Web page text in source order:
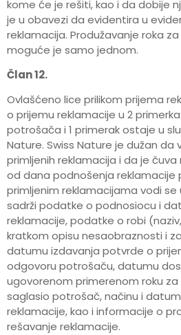
kome će je rešiti, kao i da dobije
je u obavezi da evidentira u
reklamacija. Produžavanje roka
moguće je samo jednom.
Član 12.
Ovlašćeno lice prilikom prijema
o prijemu reklamacije u 2
potrošača i 1 primerak ostaje u
Nature. Swiss Nature je dužan da
primljenih reklamacija i da je
od dana podnošenja reklamacije
primljenim reklamacijama vodi se
sadrži podatke o podnosiocu i
reklamacije, podatke o robi
kratkom opisu nesaobraznosti i
datumu izdavanja potvrde o
odgovoru potrošaču, datumu
ugovorenom primerenom roku za
saglasio potrošač, načinu i
reklamacije, kao i informacije o
rešavanje reklamacije.